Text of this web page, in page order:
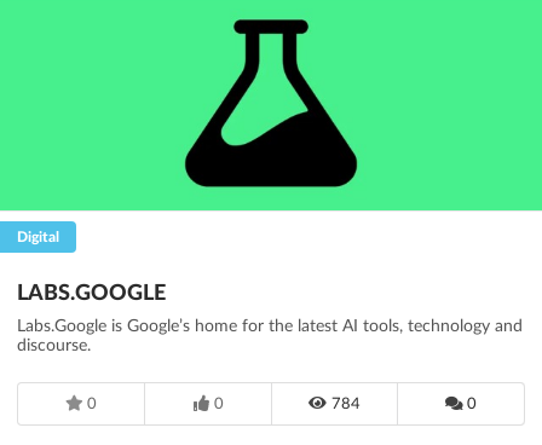
Digital
LABS.GOOGLE
Labs.Google is Google’s home for the latest AI tools, technology and
discourse.
0 0 784 0